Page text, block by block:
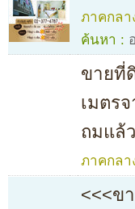
ภาคกลา
ค้นหา :
ขายที่
เมตร
ถมแล้
ภาคกลา
<<<ข